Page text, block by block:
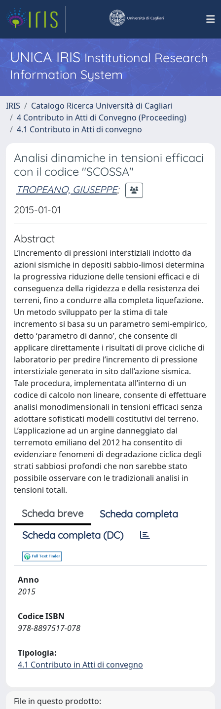
UNICA IRISInstitutional Research
Information System
IRIS
Catalogo Ricerca Università di Cagliari
4 Contributo in Atti di Convegno (Proceeding)
4.1 Contributo in Atti di convegno
Analisi dinamiche in tensioni efficaci
con il codice "SCOSSA"
TROPEANO, GIUSEPPE;
2015-01-01
Abstract
L’incremento di pressioni interstiziali indotto da
azioni sismiche in depositi sabbio-limosi determina
la progressiva riduzione delle tensioni efficaci e di
conseguenza della rigidezza e della resistenza dei
terreni, fino a condurre alla completa liquefazione.
Un metodo sviluppato per la stima di tale
incremento si basa su un parametro semi-empirico,
detto ‘parametro di danno’, che consente di
applicare direttamente i risultati di prove cicliche di
laboratorio per predire l’incremento di pressione
interstiziale generato in sito dall’azione sismica.
Tale procedura, implementata all’interno di un
codice di calcolo non lineare, consente di effettuare
analisi monodimensionali in tensioni efficaci senza
adottare sofisticati modelli costitutivi del terreno.
L’applicazione ad un argine danneggiato dal
terremoto emiliano del 2012 ha consentito di
evidenziare fenomeni di degradazione ciclica degli
strati sabbiosi profondi che non sarebbe stato
possibile osservare con le tradizionali analisi in
tensioni totali.
Scheda breve
Scheda completa
Scheda completa (DC)
Anno
2015
Codice ISBN
978-8897517-078
Tipologia:
4.1 Contributo in Atti di convegno
File in questo prodotto: